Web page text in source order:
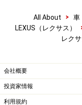
All About > 車
LEXUS（レクサス）
レク
会社概要
投資家情報
利用規約